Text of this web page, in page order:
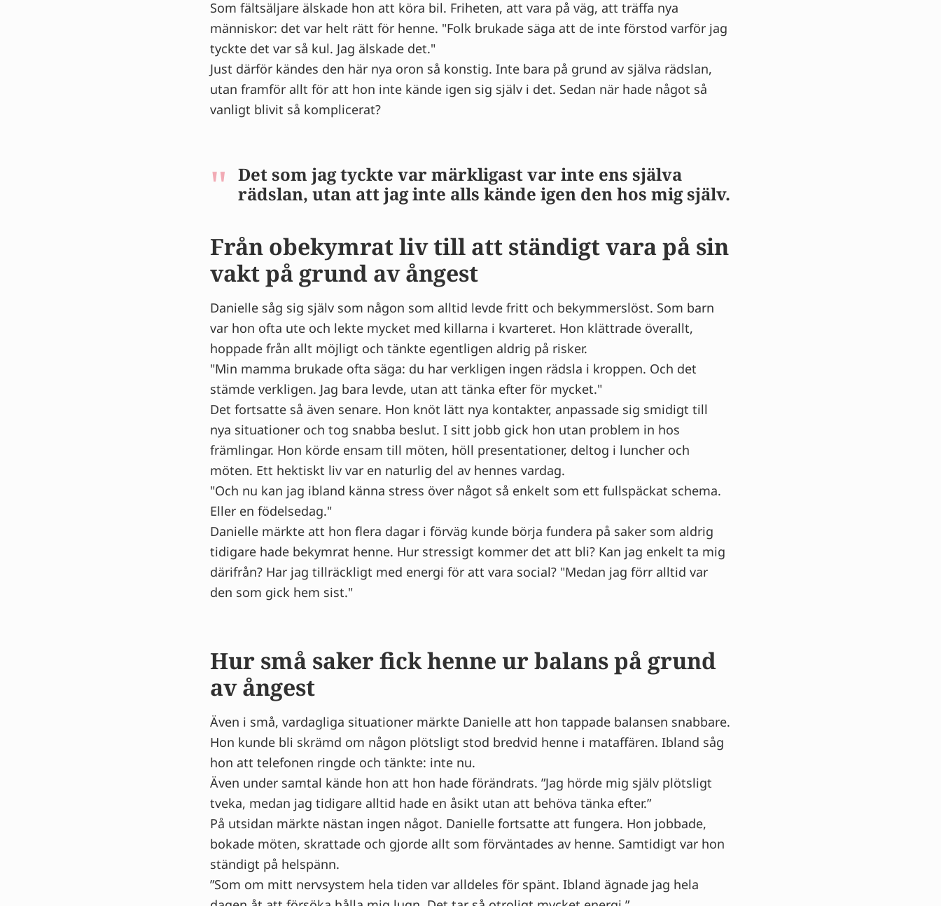
Som fältsäljare älskade hon att köra bil. Friheten, att vara på väg, att träffa nya
människor: det var helt rätt för henne. "Folk brukade säga att de inte förstod varför jag
tyckte det var så kul. Jag älskade det."
Just därför kändes den här nya oron så konstig. Inte bara på grund av själva rädslan,
utan framför allt för att hon inte kände igen sig själv i det. Sedan när hade något så
vanligt blivit så komplicerat?
Det som jag tyckte var märkligast var inte ens själva
rädslan, utan att jag inte alls kände igen den hos mig själv.
Från obekymrat liv till att ständigt vara på sin
vakt på grund av ångest
Danielle såg sig själv som någon som alltid levde fritt och bekymmerslöst. Som barn
var hon ofta ute och lekte mycket med killarna i kvarteret. Hon klättrade överallt,
hoppade från allt möjligt och tänkte egentligen aldrig på risker.
"Min mamma brukade ofta säga: du har verkligen ingen rädsla i kroppen. Och det
stämde verkligen. Jag bara levde, utan att tänka efter för mycket."
Det fortsatte så även senare. Hon knöt lätt nya kontakter, anpassade sig smidigt till
nya situationer och tog snabba beslut. I sitt jobb gick hon utan problem in hos
främlingar. Hon körde ensam till möten, höll presentationer, deltog i luncher och
möten. Ett hektiskt liv var en naturlig del av hennes vardag.
"Och nu kan jag ibland känna stress över något så enkelt som ett fullspäckat schema.
Eller en födelsedag."
Danielle märkte att hon flera dagar i förväg kunde börja fundera på saker som aldrig
tidigare hade bekymrat henne. Hur stressigt kommer det att bli? Kan jag enkelt ta mig
därifrån? Har jag tillräckligt med energi för att vara social? "Medan jag förr alltid var
den som gick hem sist."
Hur små saker fick henne ur balans på grund
av ångest
Även i små, vardagliga situationer märkte Danielle att hon tappade balansen snabbare.
Hon kunde bli skrämd om någon plötsligt stod bredvid henne i mataffären. Ibland såg
hon att telefonen ringde och tänkte: inte nu.
Även under samtal kände hon att hon hade förändrats. ”Jag hörde mig själv plötsligt
tveka, medan jag tidigare alltid hade en åsikt utan att behöva tänka efter.”
På utsidan märkte nästan ingen något. Danielle fortsatte att fungera. Hon jobbade,
bokade möten, skrattade och gjorde allt som förväntades av henne. Samtidigt var hon
ständigt på helspänn.
”Som om mitt nervsystem hela tiden var alldeles för spänt. Ibland ägnade jag hela